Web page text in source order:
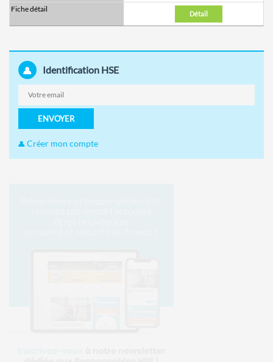
Détail
Identification HSE
ENVOYER
Créer mon compte